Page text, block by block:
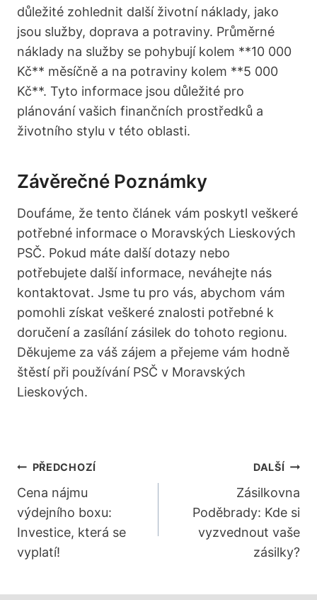
důležité zohlednit další životní náklady, jako
jsou služby, doprava a potraviny. Průměrné
náklady na služby se pohybují kolem **10 000
Kč** měsíčně a na potraviny kolem **5 000
Kč**. Tyto informace jsou důležité pro
plánování vašich finančních prostředků a
životního stylu v této oblasti.
Závěrečné Poznámky
Doufáme, že tento článek vám poskytl veškeré
potřebné informace o Moravských Lieskových
PSČ. Pokud máte další dotazy nebo
potřebujete další informace, neváhejte nás
kontaktovat. Jsme tu pro vás, abychom vám
pomohli získat veškeré znalosti potřebné k
doručení a zasílání zásilek do tohoto regionu.
Děkujeme za váš zájem a přejeme vám hodně
štěstí při používání PSČ v Moravských
Lieskových.
Navigace
Pro
Příspěvek
PŘEDCHOZÍ
Cena nájmu
výdejního boxu:
Investice, která se
vyplatí!
DALŠÍ
Zásilkovna
Poděbrady: Kde si
vyzvednout vaše
zásilky?